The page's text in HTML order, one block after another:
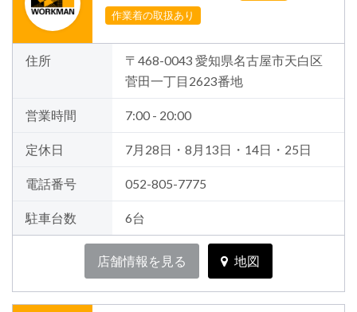
作業着の取扱あり
住所
〒468-0043 愛知県名古屋市天白区
菅田一丁目2623番地
営業時間 7:00 - 20:00
定休日 7月28日・8月13日・14日・25日
電話番号 052-805-7775
駐車台数 6台
店舗情報を見る 地図